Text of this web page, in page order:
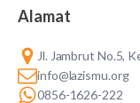
Alamat
Jl. Jambrut No.5,
info@lazismu.org
0856-1626-222